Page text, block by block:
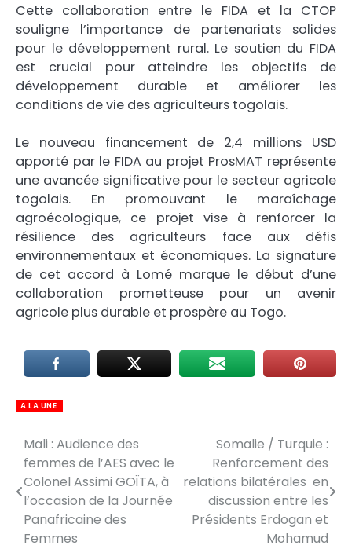
Cette collaboration entre le FIDA et la CTOP
souligne l’importance de partenariats solides
pour le développement rural. Le soutien du FIDA
est crucial pour atteindre les objectifs de
développement durable et améliorer les
conditions de vie des agriculteurs togolais.
Le nouveau financement de 2,4 millions USD
apporté par le FIDA au projet ProsMAT représente
une avancée significative pour le secteur agricole
togolais. En promouvant le maraîchage
agroécologique, ce projet vise à renforcer la
résilience des agriculteurs face aux défis
environnementaux et économiques. La signature
de cet accord à Lomé marque le début d’une
collaboration prometteuse pour un avenir
agricole plus durable et prospère au Togo.
A LA UNE
Navigation
de
l’article
Mali : Audience des
femmes de l’AES avec le
Colonel Assimi GOÏTA, à
l’occasion de la Journée
Panafricaine des
Femmes
Somalie / Turquie :
Renforcement des
relations bilatérales en
discussion entre les
Présidents Erdogan et
Mohamud